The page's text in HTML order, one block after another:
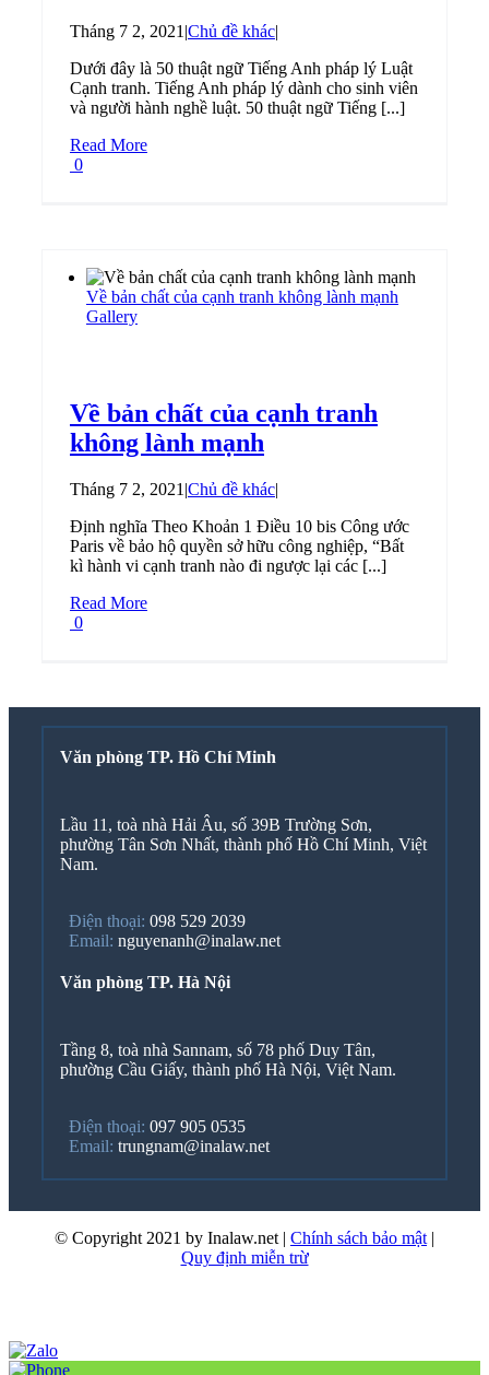
Tháng 7 2, 2021 |Chủ đề khác|
Dưới đây là 50 thuật ngữ Tiếng Anh pháp lý Luật
Cạnh tranh. Tiếng Anh pháp lý dành cho sinh viên
và người hành nghề luật. 50 thuật ngữ Tiếng [...]
Read More
0
Về bản chất của cạnh tranh không lành mạnh
Gallery
Về bản chất của cạnh tranh
không lành mạnh
Tháng 7 2, 2021 |Chủ đề khác|
Định nghĩa Theo Khoản 1 Điều 10 bis Công ước
Paris về bảo hộ quyền sở hữu công nghiệp, “Bất
kì hành vi cạnh tranh nào đi ngược lại các [...]
Read More
0
Văn phòng TP. Hồ Chí Minh
Lầu 11, toà nhà Hải Âu, số 39B Trường Sơn,
phường Tân Sơn Nhất, thành phố Hồ Chí Minh, Việt
Nam.
Điện thoại: 098 529 2039
Email: nguyenanh@inalaw.net
Văn phòng TP. Hà Nội
Tầng 8, toà nhà Sannam, số 78 phố Duy Tân,
phường Cầu Giấy, thành phố Hà Nội, Việt Nam.
Điện thoại: 097 905 0535
Email: trungnam@inalaw.net
© Copyright 2021 by Inalaw.net | Chính sách bảo mật |
Quy định miễn trừ